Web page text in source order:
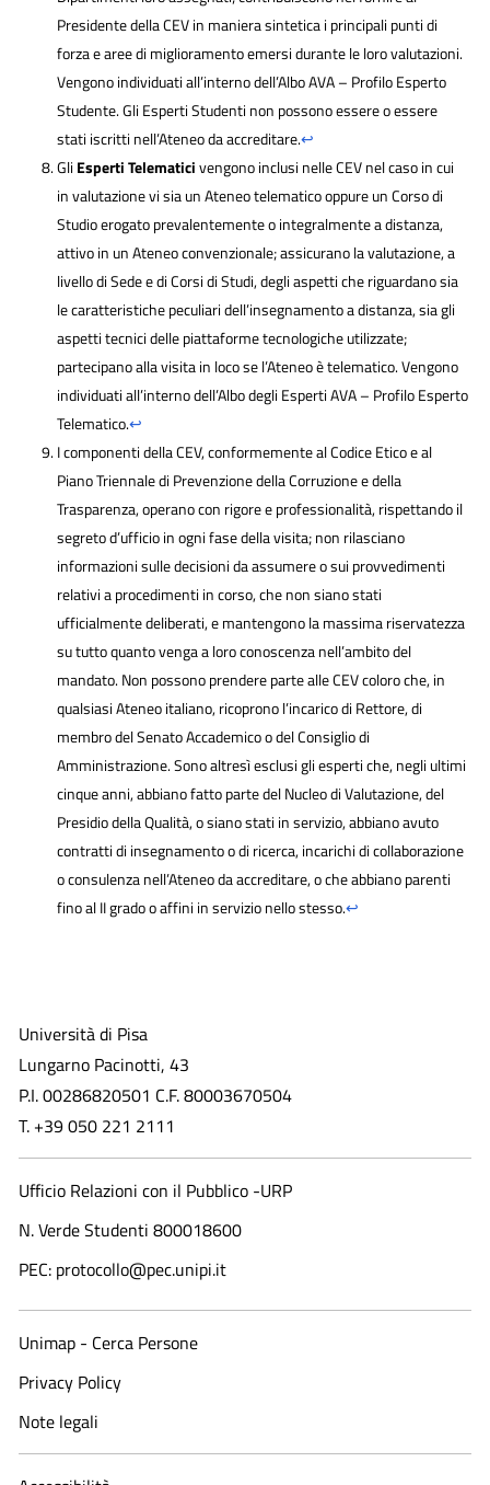
Presidente della CEV in maniera sintetica i principali punti di
forza e aree di miglioramento emersi durante le loro valutazioni.
Vengono individuati all’interno dell’Albo AVA – Profilo Esperto
Studente. Gli Esperti Studenti non possono essere o essere
stati iscritti nell’Ateneo da accreditare.↩
Gli Esperti Telematici vengono inclusi nelle CEV nel caso in cui
in valutazione vi sia un Ateneo telematico oppure un Corso di
Studio erogato prevalentemente o integralmente a distanza,
attivo in un Ateneo convenzionale; assicurano la valutazione, a
livello di Sede e di Corsi di Studi, degli aspetti che riguardano sia
le caratteristiche peculiari dell’insegnamento a distanza, sia gli
aspetti tecnici delle piattaforme tecnologiche utilizzate;
partecipano alla visita in loco se l’Ateneo è telematico. Vengono
individuati all’interno dell’Albo degli Esperti AVA – Profilo Esperto
Telematico.↩
I componenti della CEV, conformemente al Codice Etico e al
Piano Triennale di Prevenzione della Corruzione e della
Trasparenza, operano con rigore e professionalità, rispettando il
segreto d’ufficio in ogni fase della visita; non rilasciano
informazioni sulle decisioni da assumere o sui provvedimenti
relativi a procedimenti in corso, che non siano stati
ufficialmente deliberati, e mantengono la massima riservatezza
su tutto quanto venga a loro conoscenza nell’ambito del
mandato. Non possono prendere parte alle CEV coloro che, in
qualsiasi Ateneo italiano, ricoprono l’incarico di Rettore, di
membro del Senato Accademico o del Consiglio di
Amministrazione. Sono altresì esclusi gli esperti che, negli ultimi
cinque anni, abbiano fatto parte del Nucleo di Valutazione, del
Presidio della Qualità, o siano stati in servizio, abbiano avuto
contratti di insegnamento o di ricerca, incarichi di collaborazione
o consulenza nell’Ateneo da accreditare, o che abbiano parenti
fino al II grado o affini in servizio nello stesso.↩
Università di Pisa
Lungarno Pacinotti, 43
P.I. 00286820501 C.F. 80003670504
T. +39 050 221 2111
Ufficio Relazioni con il Pubblico -URP
N. Verde Studenti 800018600​
PEC: protocollo@pec.unipi.it
Unimap - Cerca Persone
Privacy Policy
Note legali